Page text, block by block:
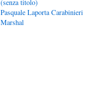
(senza titolo)
Pasquale Laporta Carabinieri
Marshal